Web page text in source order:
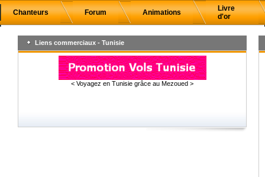
Chanteurs Forum Animations
Livre
d'or
Liens commerciaux - Tunisie
< Voyagez en Tunisie grâce au Mezoued >